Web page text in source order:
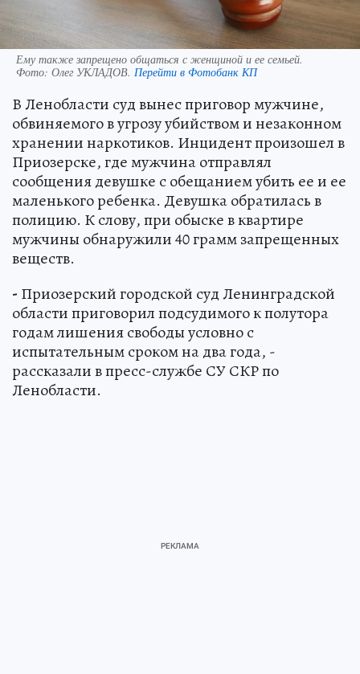
Ему также запрещено общаться с женщиной и ее семьей.
Фото: Олег УКЛАДОВ. Перейти в Фотобанк КП
В Ленобласти суд вынес приговор мужчине,
обвиняемого в угрозу убийством и незаконном
хранении наркотиков. Инцидент произошел в
Приозерске, где мужчина отправлял
сообщения девушке с обещанием убить ее и ее
маленького ребенка. Девушка обратилась в
полицию. К слову, при обыске в квартире
мужчины обнаружили 40 грамм запрещенных
веществ.
- Приозерский городской суд Ленинградской
области приговорил подсудимого к полутора
годам лишения свободы условно с
испытательным сроком на два года, -
рассказали в пресс-службе СУ СКР по
Ленобласти.